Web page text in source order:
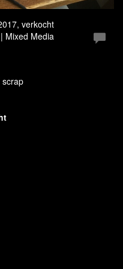
verkocht
Mixed Media